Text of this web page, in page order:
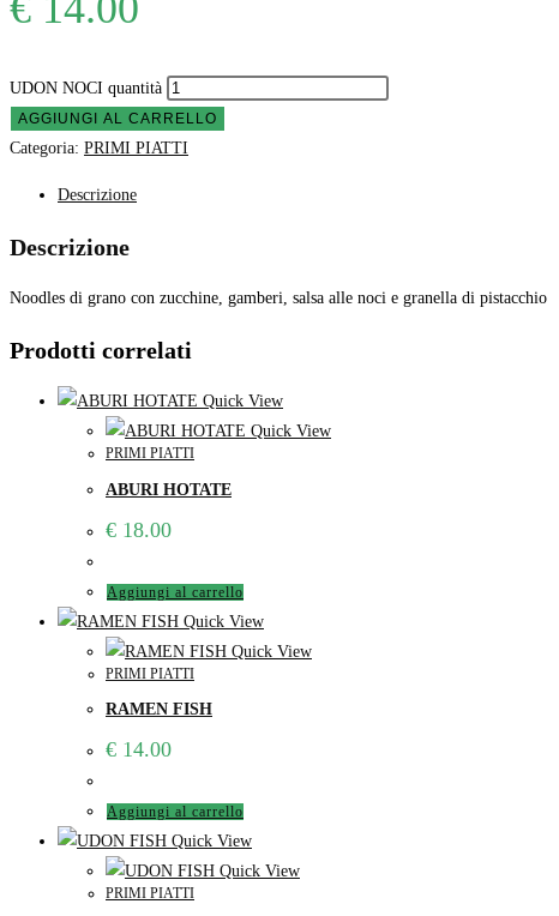
UDON NOCI quantità
AGGIUNGI AL CARRELLO
Categoria: PRIMI PIATTI
Descrizione
Descrizione
Noodles di grano con zucchine, gamberi, salsa alle noci e granella di pistacchio
Prodotti correlati
Quick View
Quick View
PRIMI PIATTI
ABURI HOTATE
€ 18.00
Aggiungi al carrello
Quick View
Quick View
PRIMI PIATTI
RAMEN FISH
€ 14.00
Aggiungi al carrello
Quick View
Quick View
PRIMI PIATTI